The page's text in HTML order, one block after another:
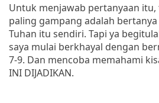
Untuk menjawab pertanyaan itu,
paling gampang adalah
Tuhan itu sendiri. Tapi ya
saya mulai berkhayal dengan
7-9. Dan mencoba memahami
INI DIJADIKAN.